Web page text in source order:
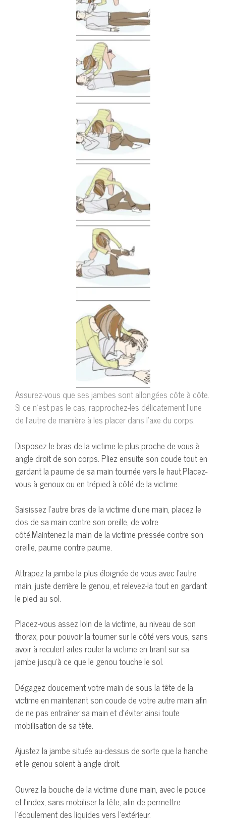
Assurez-vous que ses jambes sont allongées côte à côte.
Si ce n’est pas le cas, rapprochez-les délicatement l’une
de l’autre de manière à les placer dans l’axe du corps.
Disposez le bras de la victime le plus proche de vous à
angle droit de son corps. Pliez ensuite son coude tout en
gardant la paume de sa main tournée vers le haut.Placez-
vous à genoux ou en trépied à côté de la victime.
Saisissez l’autre bras de la victime d’une main, placez le
dos de sa main contre son oreille, de votre
côté.Maintenez la main de la victime pressée contre son
oreille, paume contre paume.
Attrapez la jambe la plus éloignée de vous avec l’autre
main, juste derrière le genou, et relevez-la tout en gardant
le pied au sol.
Placez-vous assez loin de la victime, au niveau de son
thorax, pour pouvoir la tourner sur le côté vers vous, sans
avoir à reculer.Faites rouler la victime en tirant sur sa
jambe jusqu’à ce que le genou touche le sol.
Dégagez doucement votre main de sous la tête de la
victime en maintenant son coude de votre autre main afin
de ne pas entraîner sa main et d’éviter ainsi toute
mobilisation de sa tête.
Ajustez la jambe située au-dessus de sorte que la hanche
et le genou soient à angle droit.
Ouvrez la bouche de la victime d’une main, avec le pouce
et l’index, sans mobiliser la tête, afin de permettre
l’écoulement des liquides vers l’extérieur.